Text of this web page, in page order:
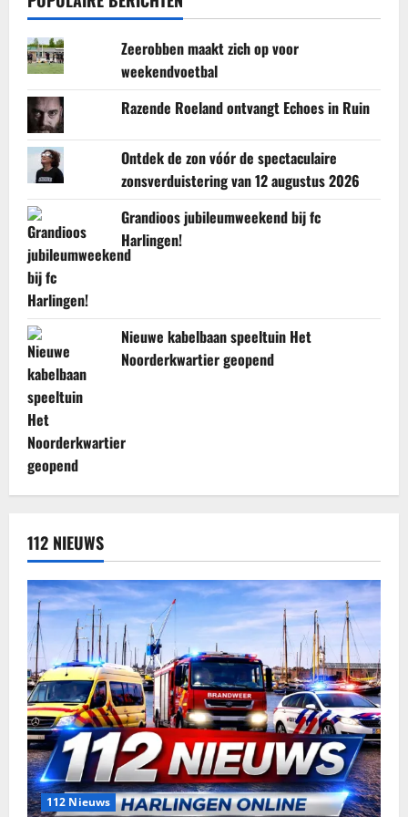
Zeerobben maakt zich op voor
weekendvoetbal
Razende Roeland ontvangt Echoes in Ruin
Ontdek de zon vóór de spectaculaire
zonsverduistering van 12 augustus 2026
Grandioos jubileumweekend bij fc
Harlingen!
Nieuwe kabelbaan speeltuin Het
Noorderkwartier geopend
112 NIEUWS
112 Nieuws